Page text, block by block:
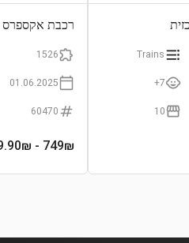
Trains
7+
10
רכבת אקספרס
1526
01.06.2025
60470
749₪
- 1199.90₪